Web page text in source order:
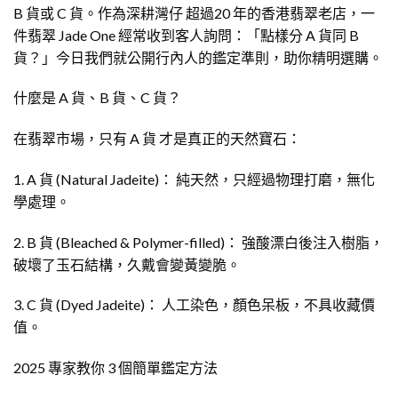
B 貨或 C 貨。作為深耕灣仔 超過20 年的香港翡翠老店，一
件翡翠 Jade One 經常收到客人詢問：「點樣分 A 貨同 B
貨？」今日我們就公開行內人的鑑定準則，助你精明選購。
什麼是 A 貨、B 貨、C 貨？
在翡翠市場，只有 A 貨 才是真正的天然寶石：
1. A 貨 (Natural Jadeite)： 純天然，只經過物理打磨，無化
學處理。
2. B 貨 (Bleached & Polymer-filled)： 強酸漂白後注入樹脂，
破壞了玉石結構，久戴會變黃變脆。
3. C 貨 (Dyed Jadeite)： 人工染色，顏色呆板，不具收藏價
值。
2025 專家教你 3 個簡單鑑定方法